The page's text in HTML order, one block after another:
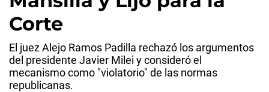
Corte
El juez Alejo Ramos Padilla rechazó los argumentos
del presidente Javier Milei y consideró el
mecanismo como "violatorio" de las normas
republicanas.